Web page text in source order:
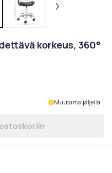
korkeus, 360°
Muutama jäljellä
Lisää Kampaamotuoli,